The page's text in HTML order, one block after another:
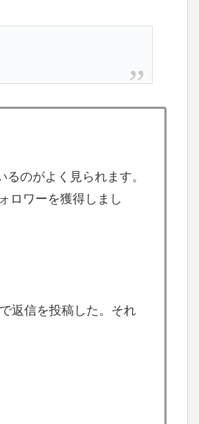
のがよく見られます。
ロワーを獲得しまし
返信を投稿した。それ